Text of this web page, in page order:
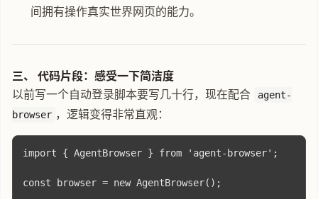
间拥有操作真实世界网页的能力。
三、 代码片段：感受一下简洁度
以前写一个自动登录脚本要写几十行，现在配合
agent-
browser ，逻辑变得非常直观：
import { AgentBrowser } from 'agent-browser';
const browser = new AgentBrowser();